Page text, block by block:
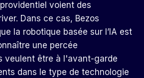
voient des
Dans ce cas, Bezos
la robotique basée sur l’IA est
une percée
veulent être à l'avant-garde
dans le type de technologie